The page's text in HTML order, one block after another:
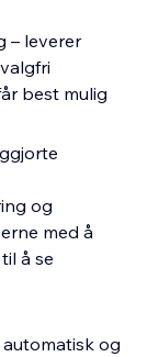
– leverer
best mulig
og
med å
å se
og